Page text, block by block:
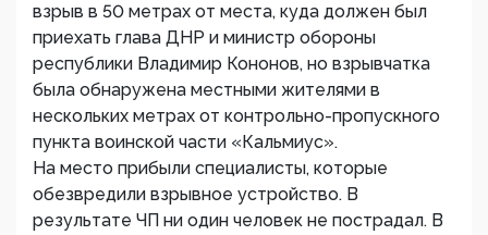
взрыв в 50 метрах от места, куда должен был
приехать глава ДНР и министр обороны
республики Владимир Кононов, но взрывчатка
была обнаружена местными жителями в
нескольких метрах от контрольно-пропускного
пункта воинской части «Кальмиус».
На место прибыли специалисты, которые
обезвредили взрывное устройство. В
результате ЧП ни один человек не пострадал. В